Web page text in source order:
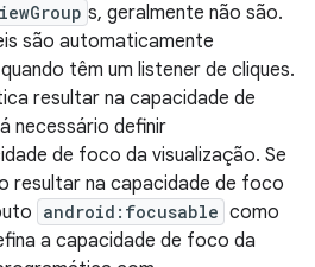
s, geralmente não são.
são automaticamente
têm um listener de cliques.
resultar na capacidade de
necessário definir
de foco da visualização. Se
resultar na capacidade de foco
android:focusable como
a capacidade de foco da